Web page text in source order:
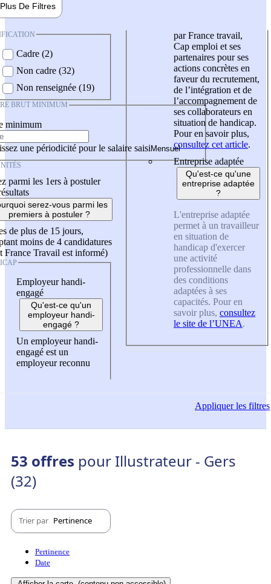
Plus De Filtres
Cadre (2)
Non cadre (32)
Non renseignée (19)
BRUT MINIMUM
minimum
une périodicité pour le salaire saisi
parmi les 1ers à postuler
serez-vous parmi les
premiers à postuler ?
de plus de 15 jours,
moins de 4 candidatures
France Travail est informé)
Employeur handi-
engagé
Qu'est-ce qu'un
employeur handi-
engagé ?
Un employeur handi-
engagé est un
employeur reconnu
par France travail,
Cap emploi et ses
partenaires pour ses
actions concrètes en
faveur du recrutement,
de l’intégration et de
l’accompagnement de
ses collaborateurs en
situation de handicap.
Pour en savoir plus,
consultez cet article.
Entreprise adaptée
Qu'est-ce qu'une
entreprise adaptée
?
L'entreprise adaptée
permet à un travailleur
en situation de
handicap d'exercer
une activité
professionnelle dans
des conditions
adaptées à ses
capacités. Pour en
savoir plus, consultez
le site de l’UNEA.
Appliquerles filtres
53 offres pour Illustrateur - Gers
(32)
Trier par Pertinence
Pertinence
Date